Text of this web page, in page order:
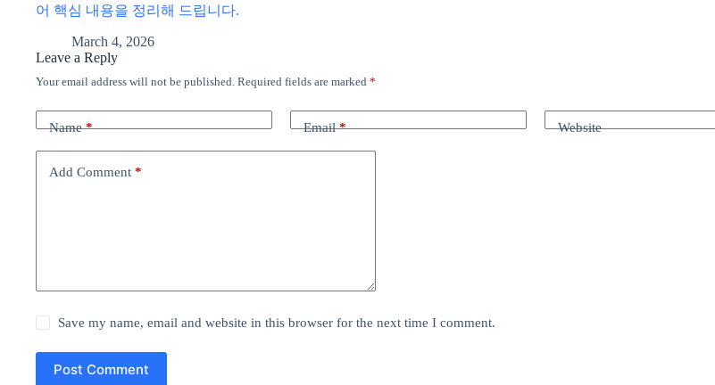
어 핵심 내용을 정리해 드립니다.
March 4, 2026
Leave a Reply
Your email address will not be published. Required fields are marked *
Name* Email* Website
Add Comment *
Save my name, email and website in this browser for the next time I comment.
Post Comment